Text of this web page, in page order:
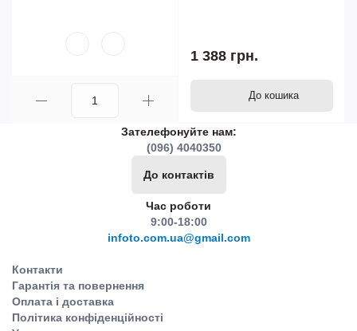
1 388 грн.
До кошика
Зателефонуйте нам:
(096) 4040350
До контактів
Час роботи
9:00-18:00
infoto.com.ua@gmail.com
Контакти
Гарантія та повернення
Оплата і доставка
Політика конфіденційності